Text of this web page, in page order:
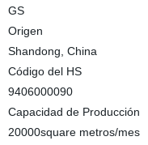
GS
Origen
Shandong, China
Código del HS
9406000090
Capacidad de Producción
20000square metros/mes